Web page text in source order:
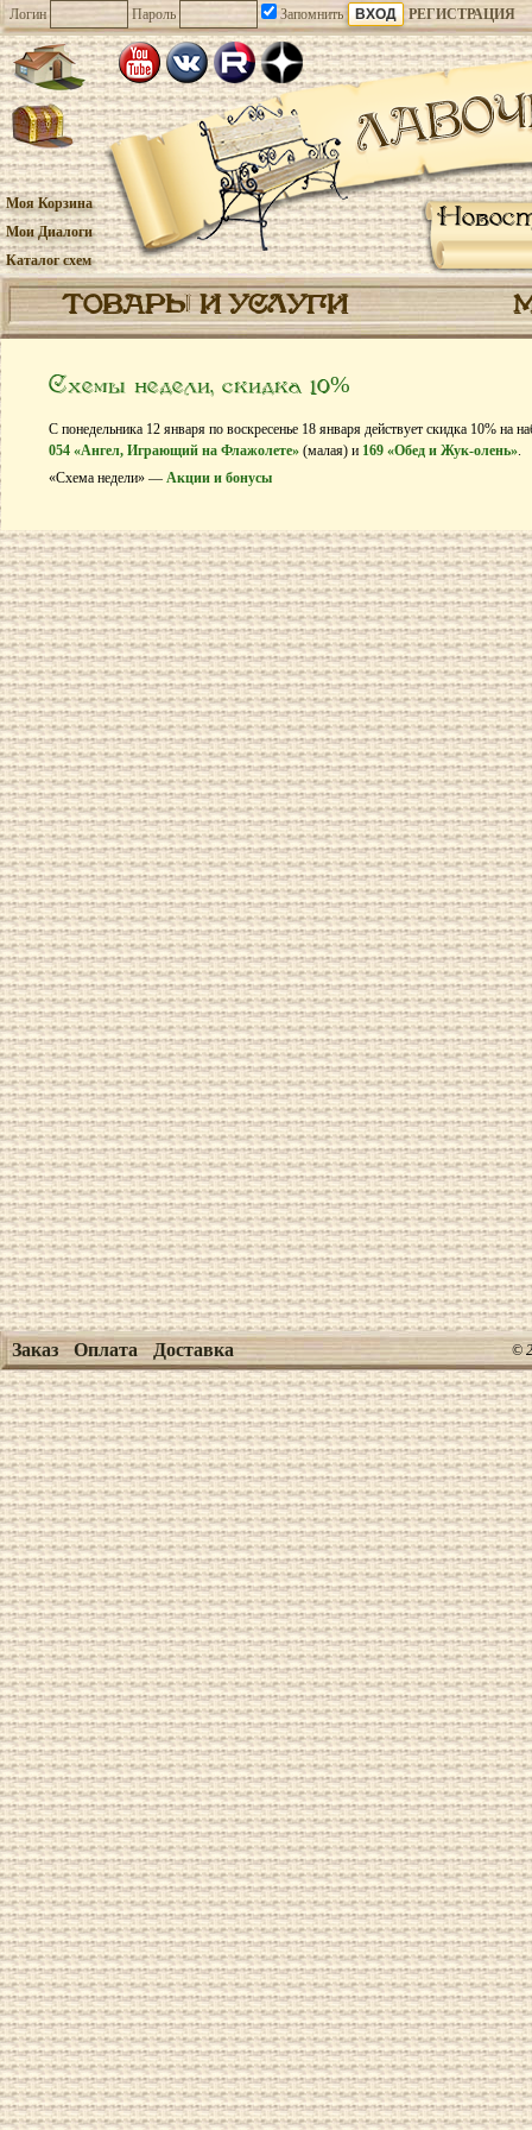
Логин Пароль Запомнить РЕГИСТРАЦИЯ
Моя Корзина
Мои Диалоги
Каталог схем
ТОВАРЫ И УСЛУГИ
Схемы недели, скидка 10%
С понедельника 12 января по воскресенье 18 января действует скидка 10% на
054 «Ангел, Играющий на Флажолете» (малая) и 169 «Обед и Жук-олень».
«Схема недели» — Акции и бонусы
Заказ Оплата Доставка ©